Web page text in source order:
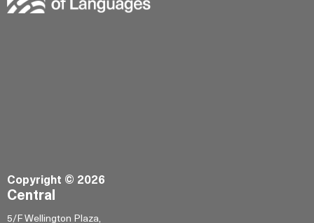
Copyright © 2026
Central
5/F Wellington Plaza,